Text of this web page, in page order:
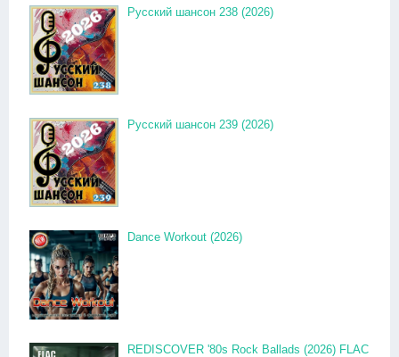
Русский шансон 238 (2026)
Русский шансон 239 (2026)
Dance Workout (2026)
REDISCOVER '80s Rock Ballads (2026) FLAC